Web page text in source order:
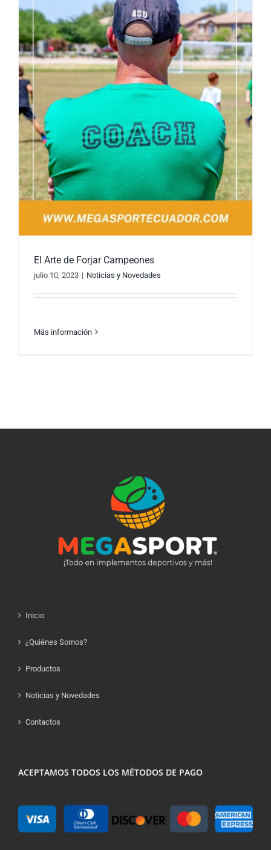
El Arte de Forjar Campeones
julio 10, 2023 | Noticias y Novedades
Más información
Inicio
¿Quiénes Somos?
Productos
Noticias y Novedades
Contactos
ACEPTAMOS TODOS LOS MÉTODOS DE PAGO